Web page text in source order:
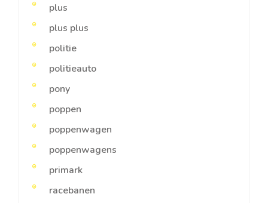
plus
plus plus
politie
politieauto
pony
poppen
poppenwagen
poppenwagens
primark
racebanen